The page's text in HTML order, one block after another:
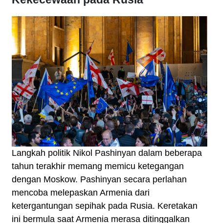
Langkah politik Nikol Pashinyan dalam beberapa
tahun terakhir memang memicu ketegangan
dengan Moskow. Pashinyan secara perlahan
mencoba melepaskan Armenia dari
ketergantungan sepihak pada Rusia. Keretakan
ini bermula saat Armenia merasa ditinggalkan